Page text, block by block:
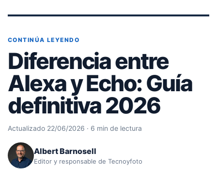
CONTINÚA LEYENDO
Diferencia entre
Alexa y Echo: Guía
definitiva 2026
Actualizado 22/06/2026 · 6 min de lectura
Albert Barnosell
Editor y responsable de Tecnoyfoto